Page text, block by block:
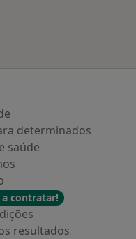
determinados
saúde
a contratar!
resultados